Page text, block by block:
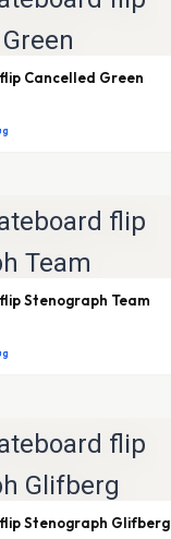
Cancelled Green
Stenograph Team
Stenograph Glifberg